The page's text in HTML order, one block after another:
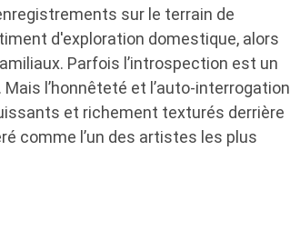
sur le terrain de
d'exploration domestique, alors
Parfois l’introspection est un
l’honnêteté et l’auto-interrogation
et richement texturés derrière
comme l’un des artistes les plus